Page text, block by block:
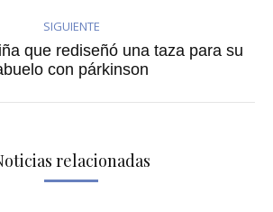
SIGUIENTE
Publicación
siguiente:
que rediseñó una taza para su
con párkinson
relacionadas